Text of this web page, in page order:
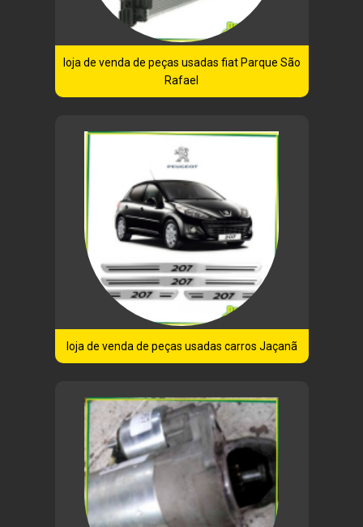
loja de venda de peças usadas fiat Parque São
Rafael
loja de venda de peças usadas carros Jaçanã